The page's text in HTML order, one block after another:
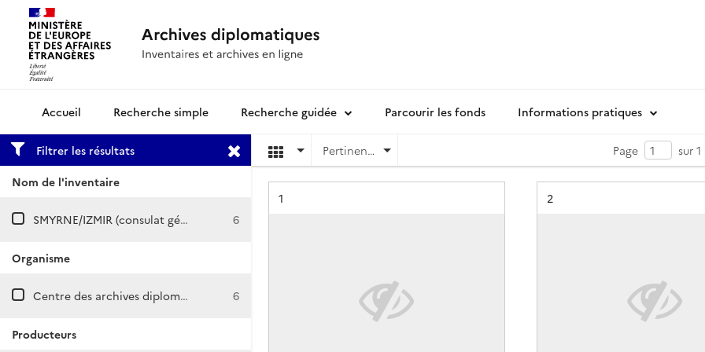
Archives diplomatiquesRecherche simple Recherche guidée Parcourir les fonds Informations pratiques
Filtrer les résultats
Nom de l'inventaire
SMYRNE/IZMIR (consulat général) 6
Organisme
Centre des archives diplomatiques de Nantes 6
Producteurs
Pertinence Page sur 1
Résultat n°
1 Résultat n°
2